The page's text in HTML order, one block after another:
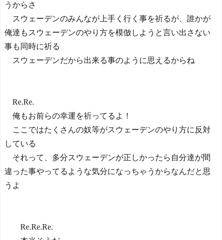
うからさ
スウェーデンのみんなが上手く行く事を祈るが、誰かが
俺達もスウェーデンのやり方を模倣しようと言い出さない
事も同時に祈る
スウェーデンだから出来る事のように思えるからね
Re.Re.
俺もお前らの幸運を祈ってるよ！
ここではたくさんの奴等がスウェーデンのやり方に反対
している
それって、多分スウェーデンが正しかったら自分達が間
違った事やってるような気分になっちゃうからなんだと思
うよ
Re.Re.Re.